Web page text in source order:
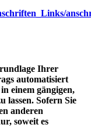
Ihrer
automatisiert
einem gängigen,
lassen. Sofern Sie
anderen
soweit es